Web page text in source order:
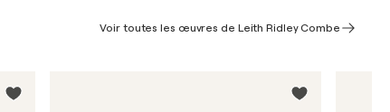
Voir toutes les œuvres de Leith Ridley Combe